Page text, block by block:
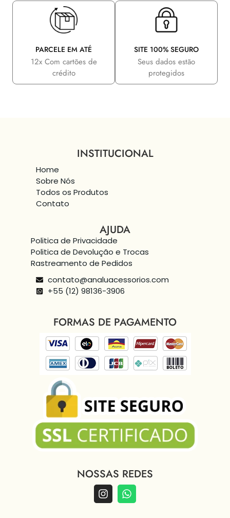
PARCELE EM ATÉ
12x Com cartões de
crédito
SITE 100% SEGURO
Seus dados estão
protegidos
INSTITUCIONAL
Home
Sobre Nós
Todos os Produtos
Contato
AJUDA
Politica de Privacidade
Politica de Devolução e Trocas
Rastreamento de Pedidos
contato@analuacessorios.com
+55 (12) 98136-3906
FORMAS DE PAGAMENTO
NOSSAS REDES